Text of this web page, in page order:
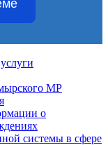
МР
о
системы в сфере